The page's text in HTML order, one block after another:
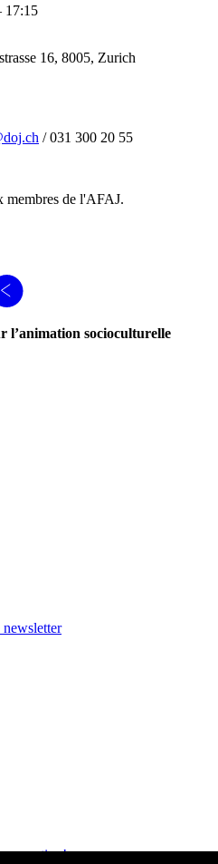
17:15
16, 8005, Zurich
/ 031 300 20 55
membres de l'AFAJ.
l’animation socioculturelle